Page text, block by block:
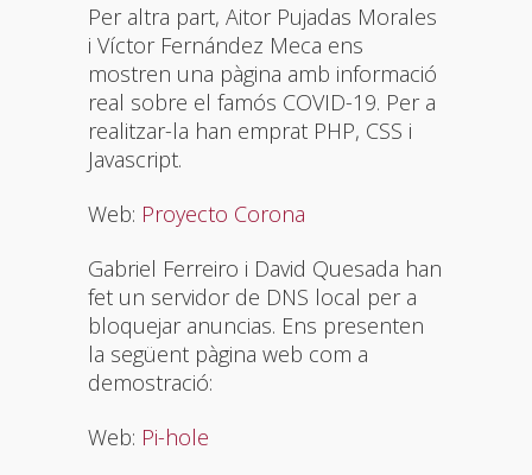
Per altra part, Aitor Pujadas Morales
i Víctor Fernández Meca ens
mostren una pàgina amb informació
real sobre el famós COVID-19. Per a
realitzar-la han emprat PHP, CSS i
Javascript.
Web: Proyecto Corona
Gabriel Ferreiro i David Quesada han
fet un servidor de DNS local per a
bloquejar anuncias. Ens presenten
la següent pàgina web com a
demostració:
Web: Pi-hole